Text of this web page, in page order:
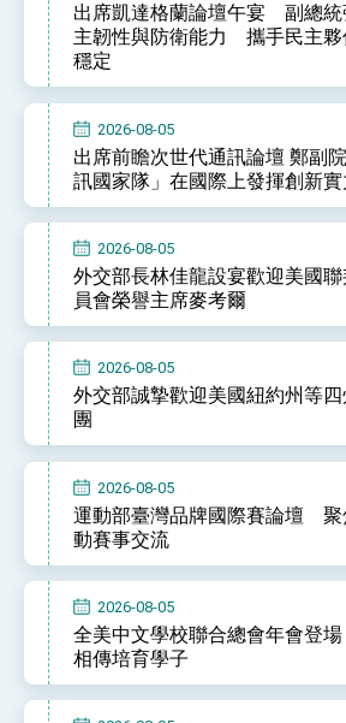
出席凱達格蘭論壇午宴 副總統
主韌性與防衛能力 攜手民主夥
穩定
2026-08-05
出席前瞻次世代通訊論壇 鄭副
訊國家隊」在國際上發揮創新
2026-08-05
外交部長林佳龍設宴歡迎美國
員會榮譽主席麥考爾
2026-08-05
外交部誠摯歡迎美國紐約州等
團
2026-08-05
運動部臺灣品牌國際賽論壇 聚
動賽事交流
2026-08-05
全美中文學校聯合總會年會登
相傳培育學子